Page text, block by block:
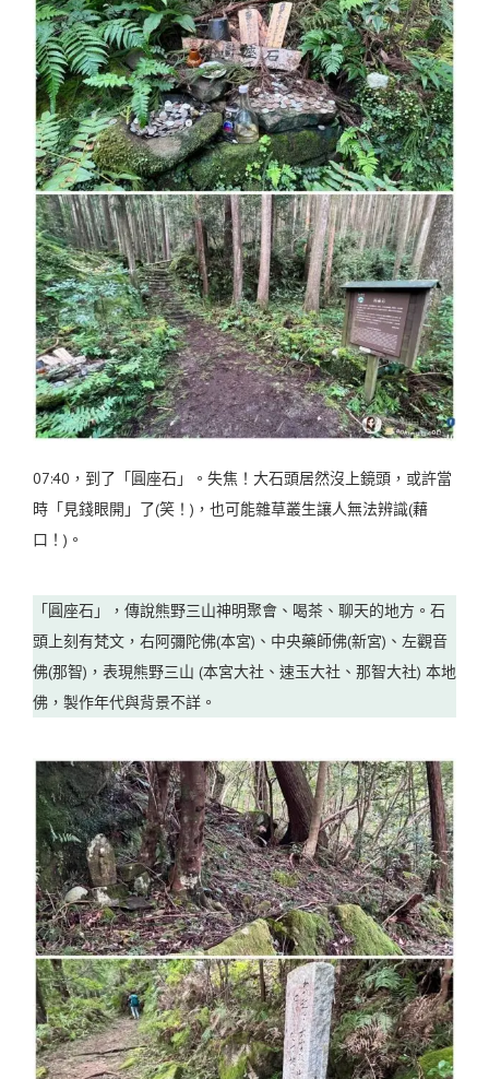
07:40，到了「圓座石」。失焦！大石頭居然沒上鏡頭，或許當
時「見錢眼開」了(笑！)，也可能雜草叢生讓人無法辨識(藉
口！)。
「圓座石」，傳說熊野三山神明聚會、喝茶、聊天的地方。石
頭上刻有梵文，右阿彌陀佛(本宮)、中央藥師佛(新宮)、左觀音
佛(那智)，表現熊野三山 (本宮大社、速玉大社、那智大社) 本地
佛，製作年代與背景不詳。